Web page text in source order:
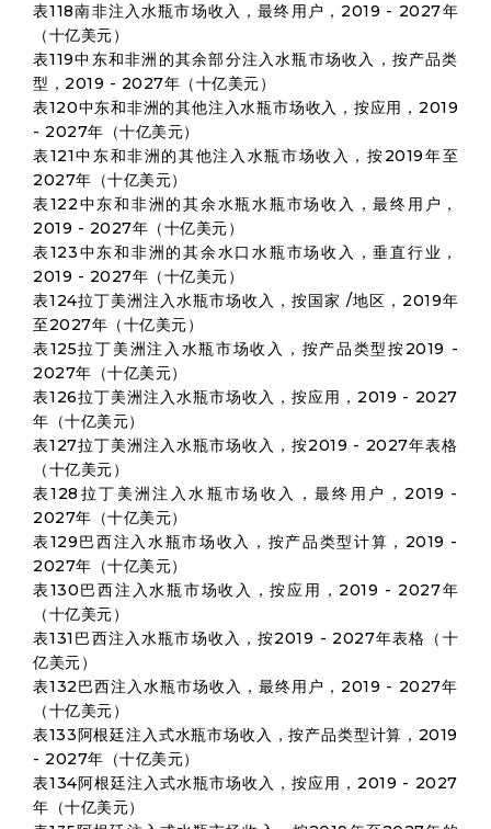
表118南非注入水瓶市场收入，最终用户，2019 - 2027年
（十亿美元）
表119中东和非洲的其余部分注入水瓶市场收入，按产品类
型，2019 - 2027年（十亿美元）
表120中东和非洲的其他注入水瓶市场收入，按应用，2019
- 2027年（十亿美元）
表121中东和非洲的其他注入水瓶市场收入，按2019年至
2027年（十亿美元）
表122中东和非洲的其余水瓶水瓶市场收入，最终用户，
2019 - 2027年（十亿美元）
表123中东和非洲的其余水口水瓶市场收入，垂直行业，
2019 - 2027年（十亿美元）
表124拉丁美洲注入水瓶市场收入，按国家 /地区，2019年
至2027年（十亿美元）
表125拉丁美洲注入水瓶市场收入，按产品类型按2019 -
2027年（十亿美元）
表126拉丁美洲注入水瓶市场收入，按应用，2019 - 2027
年（十亿美元）
表127拉丁美洲注入水瓶市场收入，按2019 - 2027年表格
（十亿美元）
表128拉丁美洲注入水瓶市场收入，最终用户，2019 -
2027年（十亿美元）
表129巴西注入水瓶市场收入，按产品类型计算，2019 -
2027年（十亿美元）
表130巴西注入水瓶市场收入，按应用，2019 - 2027年
（十亿美元）
表131巴西注入水瓶市场收入，按2019 - 2027年表格（十
亿美元）
表132巴西注入水瓶市场收入，最终用户，2019 - 2027年
（十亿美元）
表133阿根廷注入式水瓶市场收入，按产品类型计算，2019
- 2027年（十亿美元）
表134阿根廷注入式水瓶市场收入，按应用，2019 - 2027
年（十亿美元）